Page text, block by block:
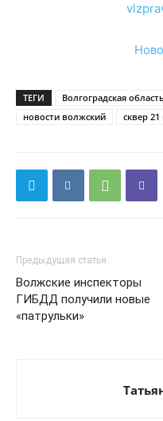
ТЕГИ Волгоградская область
новости волжский
сквер
Предыдущая статья
Волжские инспекторы
ГИБДД получили новые
«патрульки»